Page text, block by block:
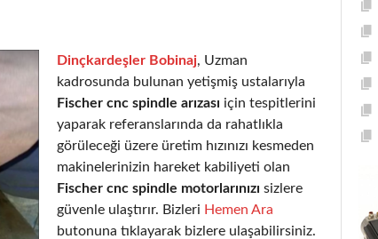
Dinçkardeşler Bobinaj, Uzman
kadrosunda bulunan yetişmiş ustalarıyla
Fischer cnc spindle arızası için tespitlerini
yaparak referanslarında da rahatlıkla
görüleceği üzere üretim hızınızı kesmeden
makinelerinizin hareket kabiliyeti olan
Fischer cnc spindle motorlarınızı sizlere
güvenle ulaştırır. Bizleri Hemen Ara
butonuna tıklayarak bizlere ulaşabilirsiniz.